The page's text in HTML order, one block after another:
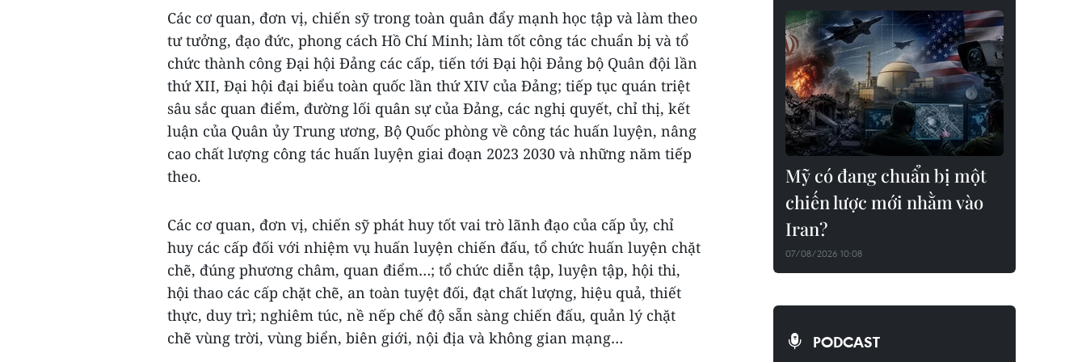
Các cơ quan, đơn vị, chiến sỹ trong toàn quân đẩy mạnh học tập và làm theo
tư tưởng, đạo đức, phong cách Hồ Chí Minh; làm tốt công tác chuẩn bị và tổ
chức thành công Đại hội Đảng các cấp, tiến tới Đại hội Đảng bộ Quân đội lần
thứ XII, Đại hội đại biểu toàn quốc lần thứ XIV của Đảng; tiếp tục quán triệt
sâu sắc quan điểm, đường lối quân sự của Đảng, các nghị quyết, chỉ thị, kết
luận của Quân ủy Trung ương, Bộ Quốc phòng về công tác huấn luyện, nâng
cao chất lượng công tác huấn luyện giai đoạn 2023 2030 và những năm tiếp
theo.
Các cơ quan, đơn vị, chiến sỹ phát huy tốt vai trò lãnh đạo của cấp ủy, chỉ
huy các cấp đối với nhiệm vụ huấn luyện chiến đấu, tổ chức huấn luyện chặt
chẽ, đúng phương châm, quan điểm…; tổ chức diễn tập, luyện tập, hội thi,
hội thao các cấp chặt chẽ, an toàn tuyệt đối, đạt chất lượng, hiệu quả, thiết
thực, duy trì; nghiêm túc, nề nếp chế độ sẵn sàng chiến đấu, quản lý chặt
chẽ vùng trời, vùng biển, biên giới, nội địa và không gian mạng…
Mỹ có đang chuẩn bị một
chiến lược mới nhằm vào
Iran?
07/08/2026 10:08
PODCAST